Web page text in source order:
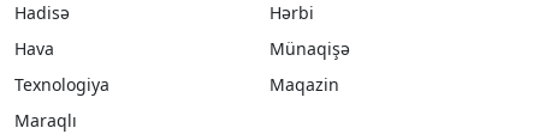
Hadisə
Hərbi
Hava
Münaqişə
Texnologiya
Maqazin
Maraqlı